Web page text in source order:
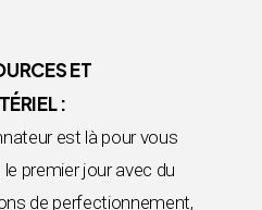
ET
:
est là pour vous
premier jour avec du
de perfectionnement,